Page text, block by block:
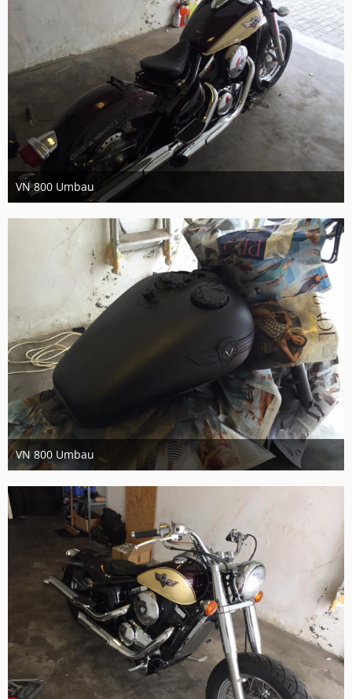
VN 800 Umbau
11. September 2017
VN 800 Umbau
11. September 2017